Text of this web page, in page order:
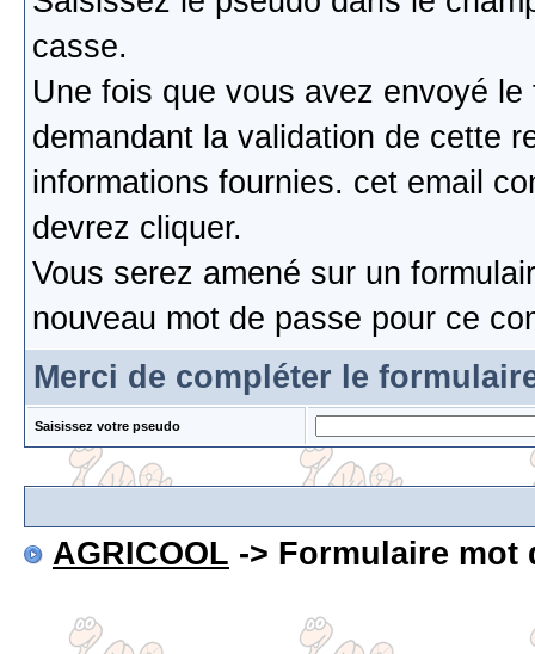
casse.
Une fois que vous avez envoyé
demandant la validation de cette
informations fournies. cet email
devrez cliquer.
Vous serez amené sur un
nouveau mot de passe pour ce
Merci de compléter le
Saisissez votre pseudo
AGRICOOL -> Formulaire mot